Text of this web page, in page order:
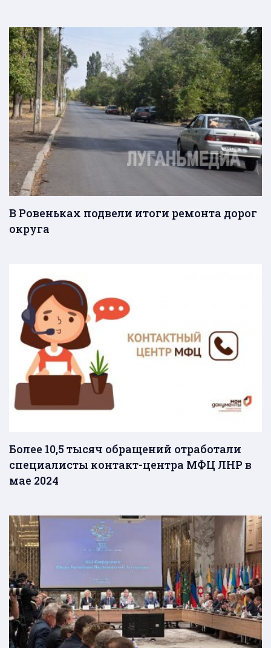
В Ровеньках подвели итоги ремонта дорог
округа
Более 10,5 тысяч обращений отработали
специалисты контакт-центра МФЦ ЛНР в
мае 2024